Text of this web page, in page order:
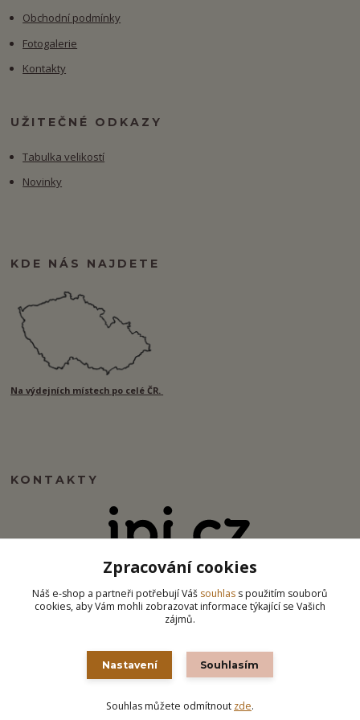
Obchodní podmínky
Fotogalerie
Kontakty
UŽITEČNÉ ODKAZY
Tabulka velikostí
Novinky
KDE NÁS NAJDETE
Na výdejních místech po celé ČR.
KONTAKTY
info@ipj.cz
Vytvořeno na Eshop-rychle.cz
Zpracování cookies
Náš e-shop a partneři potřebují Váš souhlas s použitím souborů
cookies, aby Vám mohli zobrazovat informace týkající se Vašich
zájmů.
Nastavení Souhlasím
Souhlas můžete odmítnout zde.